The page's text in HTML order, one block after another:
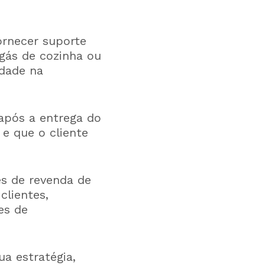
suporte
de cozinha ou
na
a entrega do
que o cliente
de revenda de
de
estratégia,